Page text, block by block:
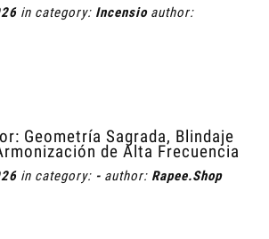
in category: Incensioauthor:
Geometría Sagrada, Blindaje
de Alta Frecuencia
in category: - author: Rapee.Shop